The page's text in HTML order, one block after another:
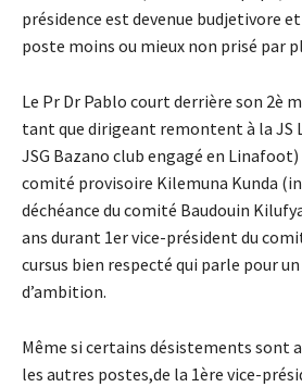
présidence est devenue budjetivore
poste moins ou mieux non prisé par
Le Pr Dr Pablo court derrière son 2è
tant que dirigeant remontent à la JS
JSG Bazano club engagé en
comité provisoire Kilemuna Kunda
déchéance du comité Baudouin
ans durant 1er vice-président du
cursus bien respecté qui parle pour
d’ambition.
Même si certains désistements sont
les autres postes,de la 1ère vice-